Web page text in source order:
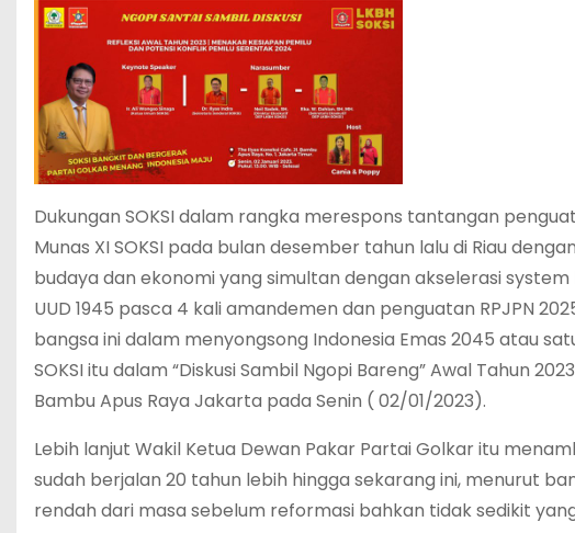
Dukungan SOKSI dalam rangka merespons tantangan
Munas XI SOKSI pada bulan desember tahun lalu di Riau
budaya dan ekonomi yang simultan dengan akselerasi
UUD 1945 pasca 4 kali amandemen dan penguatan RPJPN
bangsa ini dalam menyongsong Indonesia Emas 2045 atau
SOKSI itu dalam “Diskusi Sambil Ngopi Bareng” Awal Tahun
Bambu Apus Raya Jakarta pada Senin ( 02/01/2023).
Lebih lanjut Wakil Ketua Dewan Pakar Partai Golkar itu
sudah berjalan 20 tahun lebih hingga sekarang ini, menurut
rendah dari masa sebelum reformasi bahkan tidak sedikit